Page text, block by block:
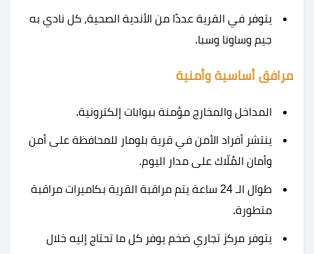
يتوفر في القرية عددًا من الأندية الصحية، كل نادي به
جيم وساونا وسبا.
مرافق أساسية وأمنية
المداخل والمخارج مؤمنة ببوابات إلكترونية.
ينتشر أفراد الأمن في قرية بلومار للمحافظة على أمن
وأمان المُلّاك على مدار اليوم.
طوال الـ 24 ساعة يتم مراقبة القرية بكاميرات مراقبة
متطورة.
يتوفر مركز تجاري ضخم يوفر كل ما تحتاج إليه خلال